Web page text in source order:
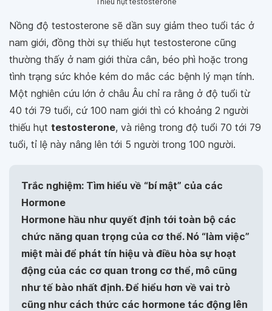
Nồng độ testosterone sẽ dần suy giảm theo tuổi tác ở
nam giới, đồng thời sự thiếu hụt testosterone cũng
thường thấy ở nam giới thừa cân, béo phì hoặc trong
tình trạng sức khỏe kém do mắc các bệnh lý mạn tính.
Một nghiên cứu lớn ở châu Âu chỉ ra rằng ở độ tuổi từ
40 tới 79 tuổi, cứ 100 nam giới thì có khoảng 2 người
thiếu hụt testosterone, và riêng trong độ tuổi 70 tới 79
tuổi, tỉ lệ này nâng lên tới 5 người trong 100 người.
Trắc nghiệm: Tìm hiểu về “bí mật” của các
Hormone
Hormone hầu như quyết định tới toàn bộ các
chức năng quan trọng của cơ thể. Nó “làm việc”
miệt mài để phát tín hiệu và điều hòa sự hoạt
động của các cơ quan trong cơ thể, mô cũng
như tế bào nhất định. Để hiểu hơn về vai trò
cũng như cách thức các hormone tác động lên